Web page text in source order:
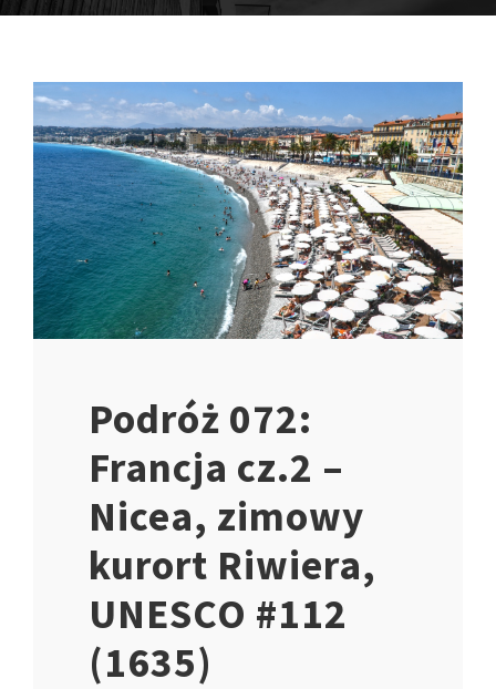
Podróż 072:
Francja cz.2 –
Nicea, zimowy
kurort Riwiera,
UNESCO #112
(1635)